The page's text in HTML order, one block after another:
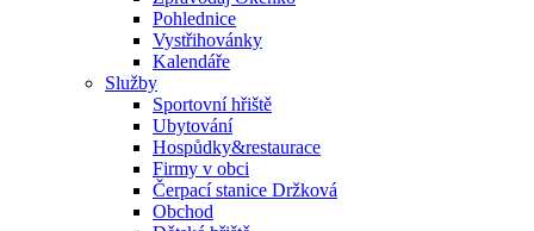
Pohlednice
Vystřihovánky
Kalendáře
Služby
Sportovní hřiště
Ubytování
Hospůdky&restaurace
Firmy v obci
Čerpací stanice Držková
Obchod